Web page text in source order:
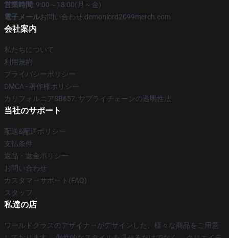
営業時間: 9:00～18:00(月～金)
電子メールお問い合わせ:demonlord2099merch.com
会社案内
私たちについて
利用規約
プライバシーポリシー
DMCA - 著作権ポリシー
カリフォルニアSB657: サプライチェーンの透明性法
当社のサポート
配送&配送ポリシー
支払条件
返品・返金ポリシー
お問い合わせ
カスタマーサポート(FAQ)
スタッフ
私達の店
ワールドクラスのデザイナーがデザインした、様々な商品をご用意